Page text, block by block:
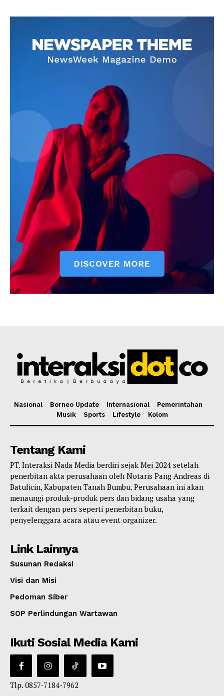
Nasional Borneo Update Internasional
Pemerintahan
Musik
Sports Lifestyle Kolom
Tentang Kami
PT. Interaksi Nada Media berdiri sejak Mei 2024 setelah
penerbitan akta perusahaan oleh Notaris Pang Andreas di
Batulicin, Kabupaten Tanah Bumbu. Perusahaan ini akan
menaungi produk-produk pers dan bidang usaha yang
terkait dengan pers seperti penerbitan buku,
penyelenggara acara atau event organizer.
Link Lainnya
Susunan Redaksi
Visi dan Misi
Pedoman Siber
SOP Perlindungan Wartawan
Ikuti Sosial Media Kami
Tlp. 0857-7184-7962